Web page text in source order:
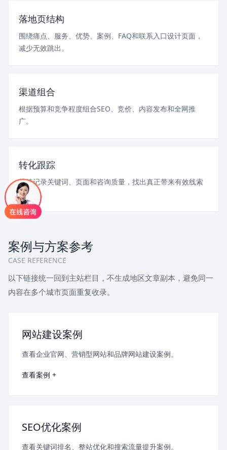
落地页结构
围绕痛点、服务、优势、案例、FAQ和联系入口设计页面，
减少无效跳出。
渠道组合
根据预算和竞争程度组合SEO、竞价、内容发布和全网推
广。
转化跟踪
持续记录关键词、页面和咨询质量，找出真正带来有效线索
的入口。
案例与方案参考
CASE REFERENCE
以下链接统一回到主站栏目，不生成地区文章副本，避免同一
内容在多个城市页面重复收录。
网站建设案例
查看企业官网、营销型网站和品牌网站建设案例。
查看案例 +
SEO优化案例
查看关键词排名、整站优化和搜索流量提升案例。